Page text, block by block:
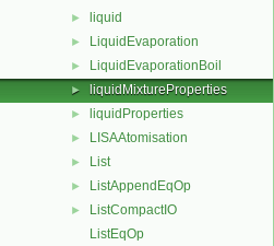
► liquid
► LiquidEvaporation
► LiquidEvaporationBoil
► liquidMixtureProperties
► liquidProperties
► LISAAtomisation
► List
► ListAppendEqOp
►
ListCompactIO
ListEqOp